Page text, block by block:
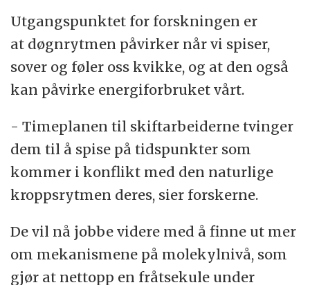
Utgangspunktet for forskningen er
at døgnrytmen påvirker når vi spiser,
sover og føler oss kvikke, og at den også
kan påvirke energiforbruket vårt.
- Timeplanen til skiftarbeiderne tvinger
dem til å spise på tidspunkter som
kommer i konflikt med den naturlige
kroppsrytmen deres, sier forskerne.
De vil nå jobbe videre med å finne ut mer
om mekanismene på molekylnivå, som
gjør at nettopp en fråtsekule under